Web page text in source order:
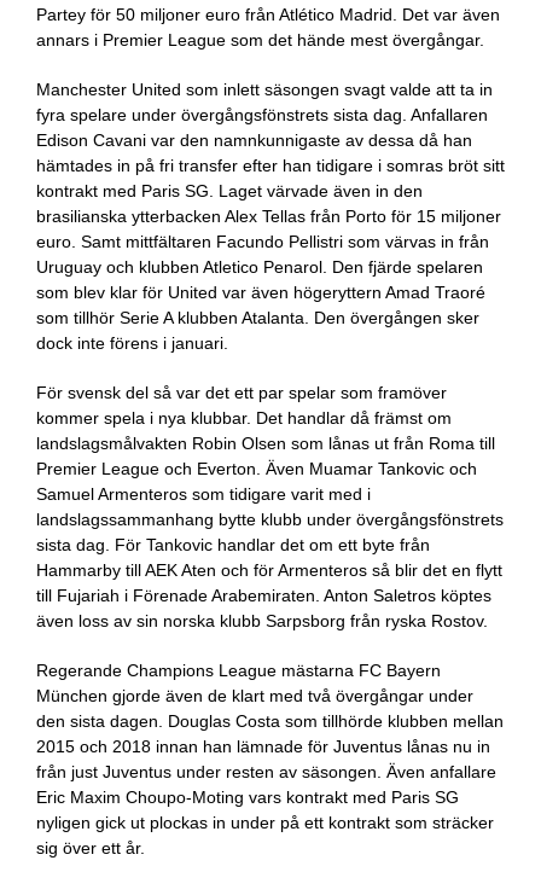
Partey för 50 miljoner euro från Atlético Madrid. Det var även
annars i Premier League som det hände mest övergångar.
Manchester United som inlett säsongen svagt valde att ta in
fyra spelare under övergångsfönstrets sista dag. Anfallaren
Edison Cavani var den namnkunnigaste av dessa då han
hämtades in på fri transfer efter han tidigare i somras bröt sitt
kontrakt med Paris SG. Laget värvade även in den
brasilianska ytterbacken Alex Tellas från Porto för 15 miljoner
euro. Samt mittfältaren Facundo Pellistri som värvas in från
Uruguay och klubben Atletico Penarol. Den fjärde spelaren
som blev klar för United var även högeryttern Amad Traoré
som tillhör Serie A klubben Atalanta. Den övergången sker
dock inte förens i januari.
För svensk del så var det ett par spelar som framöver
kommer spela i nya klubbar. Det handlar då främst om
landslagsmålvakten Robin Olsen som lånas ut från Roma till
Premier League och Everton. Även Muamar Tankovic och
Samuel Armenteros som tidigare varit med i
landslagssammanhang bytte klubb under övergångsfönstrets
sista dag. För Tankovic handlar det om ett byte från
Hammarby till AEK Aten och för Armenteros så blir det en flytt
till Fujariah i Förenade Arabemiraten. Anton Saletros köptes
även loss av sin norska klubb Sarpsborg från ryska Rostov.
Regerande Champions League mästarna FC Bayern
München gjorde även de klart med två övergångar under
den sista dagen. Douglas Costa som tillhörde klubben mellan
2015 och 2018 innan han lämnade för Juventus lånas nu in
från just Juventus under resten av säsongen. Även anfallare
Eric Maxim Choupo-Moting vars kontrakt med Paris SG
nyligen gick ut plockas in under på ett kontrakt som sträcker
sig över ett år.